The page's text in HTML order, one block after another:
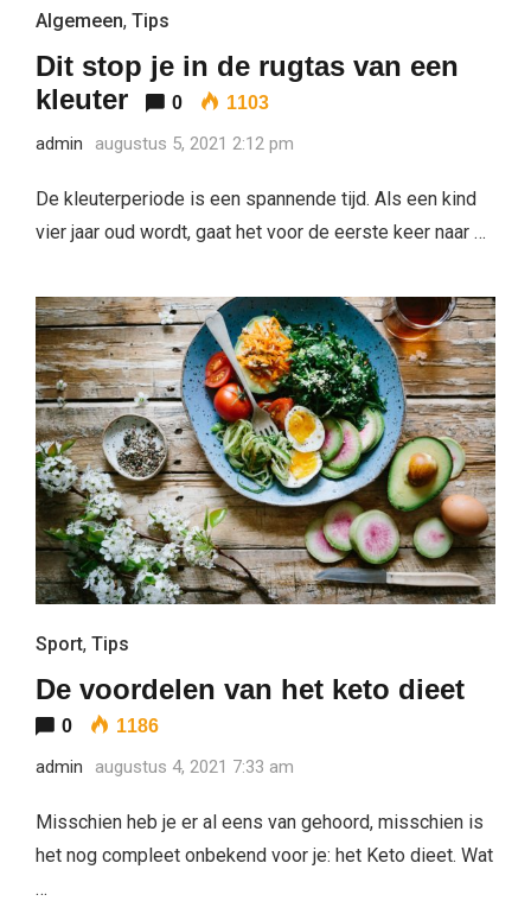
Algemeen, Tips
Dit stop je in de rugtas van een
kleuter
0 1103
admin augustus 5, 2021 2:12 pm
De kleuterperiode is een spannende tijd. Als een kind
vier jaar oud wordt, gaat het voor de eerste keer naar …
Sport, Tips
De voordelen van het keto dieet
0 1186
admin augustus 4, 2021 7:33 am
Misschien heb je er al eens van gehoord, misschien is
het nog compleet onbekend voor je: het Keto dieet. Wat
…